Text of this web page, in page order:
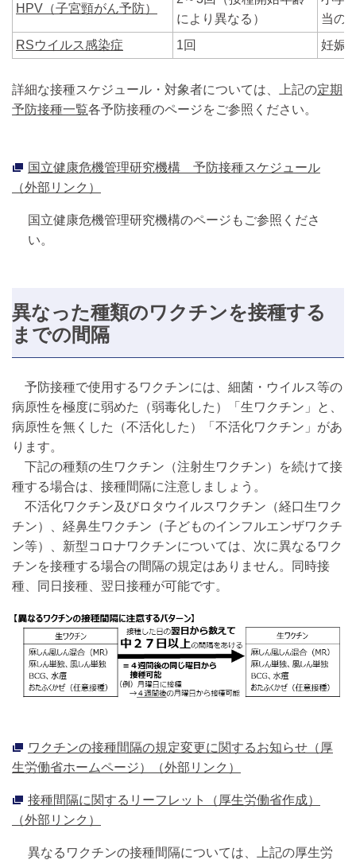
HPV（子宮頸がん予防）
により異なる）
当の
RSウイルス感染症
1回 妊娠
詳細な接種スケジュール・対象者については、上記の定期
予防接種一覧各予防接種のページをご参照ください。
国立健康危機管理研究機構 予防接種スケジュール
（外部リンク）
国立健康危機管理研究機構のページもご参照くださ
い。
異なった種類のワクチンを接種する
までの間隔
予防接種で使用するワクチンには、細菌・ウイルス等の
病原性を極度に弱めた（弱毒化した）「生ワクチン」と、
病原性を無くした（不活化した）「不活化ワクチン」があ
ります。
下記の種類の生ワクチン（注射生ワクチン）を続けて接
種する場合は、接種間隔に注意しましょう。
不活化ワクチン及びロタウイルスワクチン（経口生ワク
チン）、経鼻生ワクチン（子どものインフルエンザワクチ
ン等）、新型コロナワクチンについては、次に異なるワク
チンを接種する場合の間隔の規定はありません。同時接
種、同日接種、翌日接種が可能です。
ワクチンの接種間隔の規定変更に関するお知らせ（厚
生労働省ホームページ）（外部リンク）
接種間隔に関するリーフレット（厚生労働省作成）
（外部リンク）
異なるワクチンの接種間隔については、上記の厚生労